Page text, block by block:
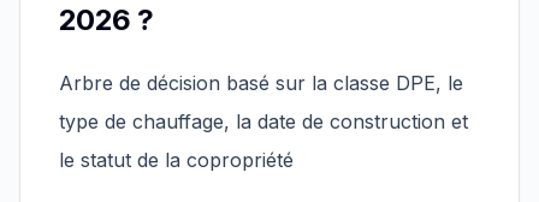
2026 ?
Arbre de décision basé sur la classe DPE, le
type de chauffage, la date de construction et
le statut de la copropriété